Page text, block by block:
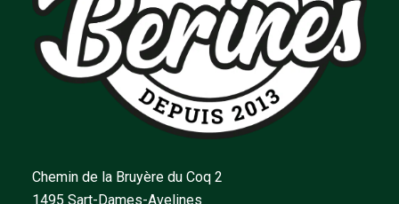
Chemin de la Bruyère du Coq 2
1495 Sart-Dames-Avelines